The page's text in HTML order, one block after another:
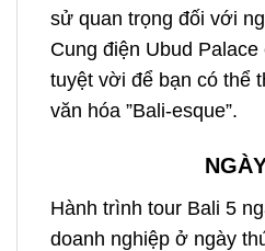
sử quan trọng đối với
Cung điện Ubud Palace
tuyệt vời để bạn có thể
văn hóa ”Bali-esque”.
Hành trình tour Bali 5
doanh nghiệp ở ngày